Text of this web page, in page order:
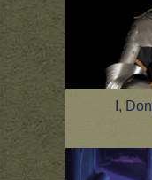
متن ترانه ترک من دن کیشوت (I, Don